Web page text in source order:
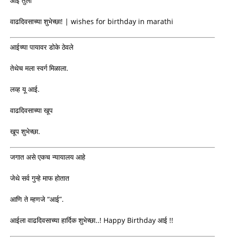
वाढदिवसाच्या शुभेच्छा! | wishes for birthday in marathi
आईच्या पायावर डोके ठेवले
तेथेच मला स्वर्ग मिळाला.
लव्ह यू आई.
वाढदिवसाच्या खूप
खूप शुभेच्छा.
जगात असे एकच न्यायालय आहे
जेथे सर्व गुन्हे माफ होतात
आणि ते म्हणजे “आई”.
आईला वाढदिवसाच्या हार्दिक शुभेच्छा..! Happy Birthday आई !!